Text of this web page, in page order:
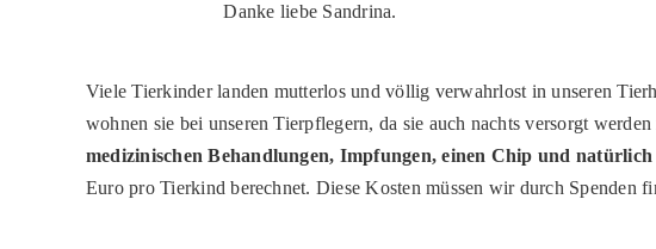
Danke liebe Sandrina.
Viele Tierkinder landen mutterlos und völlig verwahrlost in unseren
wohnen sie bei unseren Tierpflegern, da sie auch nachts versorgt
medizinischen Behandlungen, Impfungen, einen Chip und
Euro pro Tierkind berechnet. Diese Kosten müssen wir durch Spenden